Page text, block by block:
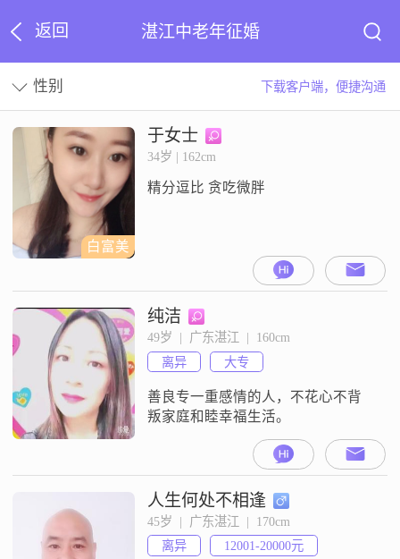
返回 湛江中老年征婚
性别 下载客户端，便捷沟通
白富美
于女士
34岁 | 162cm
精分逗比 贪吃微胖
纯洁
49岁  |  广东湛江  |  160cm
离异
大专
善良专一重感情的人，不花心不背
叛家庭和睦幸福生活。
人生何处不相逢
45岁  |  广东湛江  |  170cm
离异
12001-20000元